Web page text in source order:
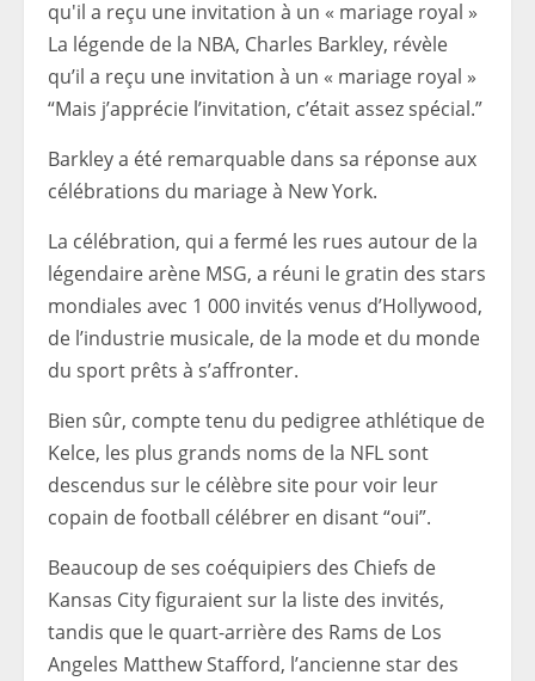
La légende de la NBA, Charles Barkley, révèle
qu’il a reçu une invitation à un « mariage royal »
“Mais j’apprécie l’invitation, c’était assez spécial.”
Barkley a été remarquable dans sa réponse aux
célébrations du mariage à New York.
La célébration, qui a fermé les rues autour de la
légendaire arène MSG, a réuni le gratin des stars
mondiales avec 1 000 invités venus d’Hollywood,
de l’industrie musicale, de la mode et du monde
du sport prêts à s’affronter.
Bien sûr, compte tenu du pedigree athlétique de
Kelce, les plus grands noms de la NFL sont
descendus sur le célèbre site pour voir leur
copain de football célébrer en disant “oui”.
Beaucoup de ses coéquipiers des Chiefs de
Kansas City figuraient sur la liste des invités,
tandis que le quart-arrière des Rams de Los
Angeles Matthew Stafford, l’ancienne star des